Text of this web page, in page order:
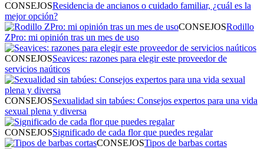
CONSEJOSResidencia de ancianos o cuidado familiar, ¿cuál es la
mejor opción?
CONSEJOSRodillo
ZPro: mi opinión tras un mes de uso
CONSEJOSSeavices: razones para elegir este proveedor de
servicios naúticos
CONSEJOSSexualidad sin tabúes: Consejos expertos para una vida
sexual plena y diversa
CONSEJOSSignificado de cada flor que puedes regalar
CONSEJOSTipos de barbas cortas